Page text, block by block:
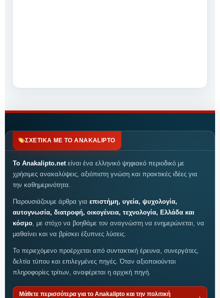
ΣΧΕΤΙΚΑ ΜΕ ΤΟ ANAKALIPTO
Το Anakalipto.netείναι ένα ελληνικό ψηφιακό περιοδικό με
χρήσιμες ανακαλύψεις, αξιόπιστη γνώση και πρακτικές ιδέες για
την καθημερινότητα.
Παρουσιάζουμε άρθρα για επιστήμη, υγεία, ψυχολογία,
αυτογνωσία, διατροφή, οικογένεια, τεχνολογία, Ελλάδα και
κόσμο, με στόχο να βοηθάμε τον αναγνώστη να ενημερώνεται, να
μαθαίνει και να βρίσκει έξυπνες λύσεις.
Το περιεχόμενο προέρχεται από συντακτική έρευνα, συνεργάτες,
δελτία τύπου και επιλεγμένες πηγές. Όταν αξιοποιούνται
πληροφορίες τρίτων, αναφέρεται η αρχική πηγή.
Μάθετε περισσότερα για το Anakalipto και την πολιτική